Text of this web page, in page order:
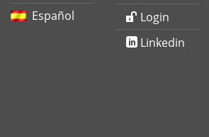
Español
Login
Linkedin